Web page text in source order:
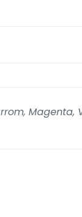
Magenta,